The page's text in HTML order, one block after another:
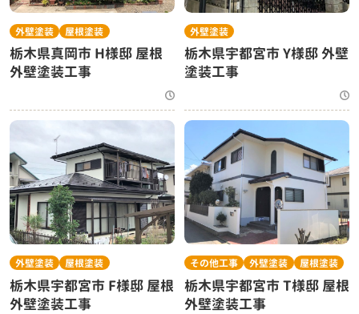
外壁塗装 屋根塗装
栃木県真岡市 H様邸 屋根
外壁塗装工事
外壁塗装
栃木県宇都宮市 Y様邸 外壁
塗装工事
外壁塗装 屋根塗装
栃木県宇都宮市 F様邸 屋根
外壁塗装工事
その他工事 外壁塗装 屋根塗装
栃木県宇都宮市 T様邸 屋根
外壁塗装工事